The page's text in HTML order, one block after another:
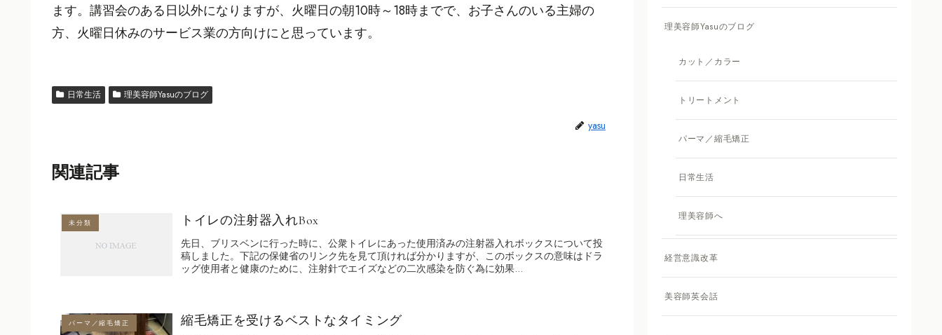
ます。講習会のある日以外になりますが、火曜日の朝10時～18時までで、お子さんのいる主婦の
方、火曜日休みのサービス業の方向けにと思っています。
日常生活 理美容師Yasuのブログ
yasu
関連記事
未分類 トイレの注射器入れBox
先日、ブリスベンに行った時に、公衆トイレにあった使用済みの注射器入れボックスについて投
稿しました。下記の保健省のリンク先を見て頂ければ分かりますが、このボックスの意味はドラ
ッグ使用者と健康のために、注射針でエイズなどの二次感染を防ぐ為に効果...
パーマ／縮毛矯正 縮毛矯正を受けるベストなタイミング
理美容師Yasuのブログ
カット／カラー
トリートメント
パーマ／縮毛矯正
日常生活
理美容師へ
経営意識改革
美容師英会話